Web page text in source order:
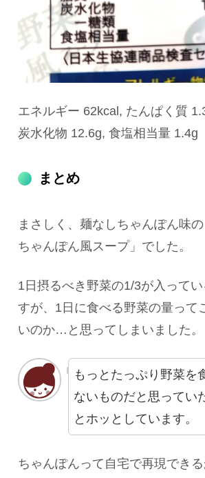
エネルギー 62kcal, たんぱく質
炭水化物 12.6g, 食塩相当量 1.4g
まとめ
まさしく、麺なしちゃんぽん味
ちゃんぽん風スープ」でした。
1日摂るべき野菜の1/3が入って
すが、1日に食べる野菜の量って
いのか…と思ってしまいました。
もっとたっぷり野菜を
ないものだと思ってい
とホッとしています。
ちゃんぽんって自宅で再現でき